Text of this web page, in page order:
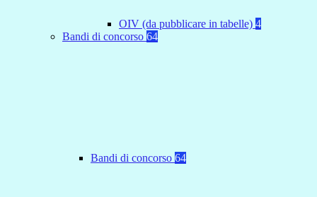
OIV (da pubblicare in tabelle) 4
Bandi di concorso 64
Bandi di concorso 64